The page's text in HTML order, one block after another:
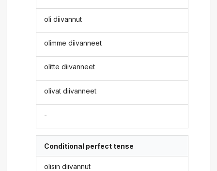
oli diivannut
olimme diivanneet
olitte diivanneet
olivat diivanneet
-
Conditional perfect tense
olisin diivannut